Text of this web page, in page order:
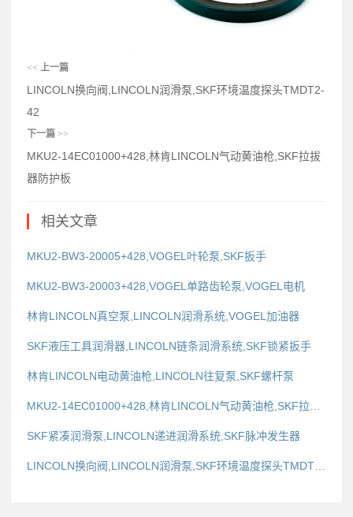
<< 上一篇
LINCOLN换向阀,LINCOLN润滑泵,SKF环境温度探头TMDT2-
42
下一篇 >>
MKU2-14EC01000+428,林肯LINCOLN气动黄油枪,SKF拉拔
器防护板
相关文章
MKU2-BW3-20005+428,VOGEL叶轮泵,SKF扳手
MKU2-BW3-20003+428,VOGEL单路齿轮泵,VOGEL电机
林肯LINCOLN真空泵,LINCOLN润滑系统,VOGEL加油器
SKF液压工具润滑器,LINCOLN链条润滑系统,SKF锁紧扳手
林肯LINCOLN电动黄油枪,LINCOLN往复泵,SKF螺杆泵
MKU2-14EC01000+428,林肯LINCOLN气动黄油枪,SKF拉拔器防护板
SKF紧凑润滑泵,LINCOLN递进润滑系统,SKF脉冲发生器
LINCOLN换向阀,LINCOLN润滑泵,SKF环境温度探头TMDT2-42